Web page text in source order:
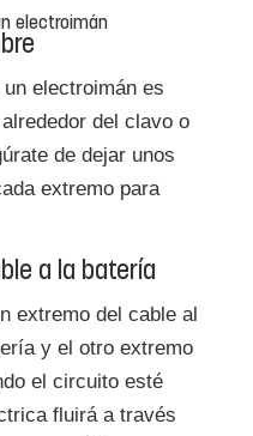
electroimán
electroimán es
del clavo o
de dejar unos
extremo para
a la batería
extremo del cable al
y el otro extremo
el circuito esté
fluirá a través